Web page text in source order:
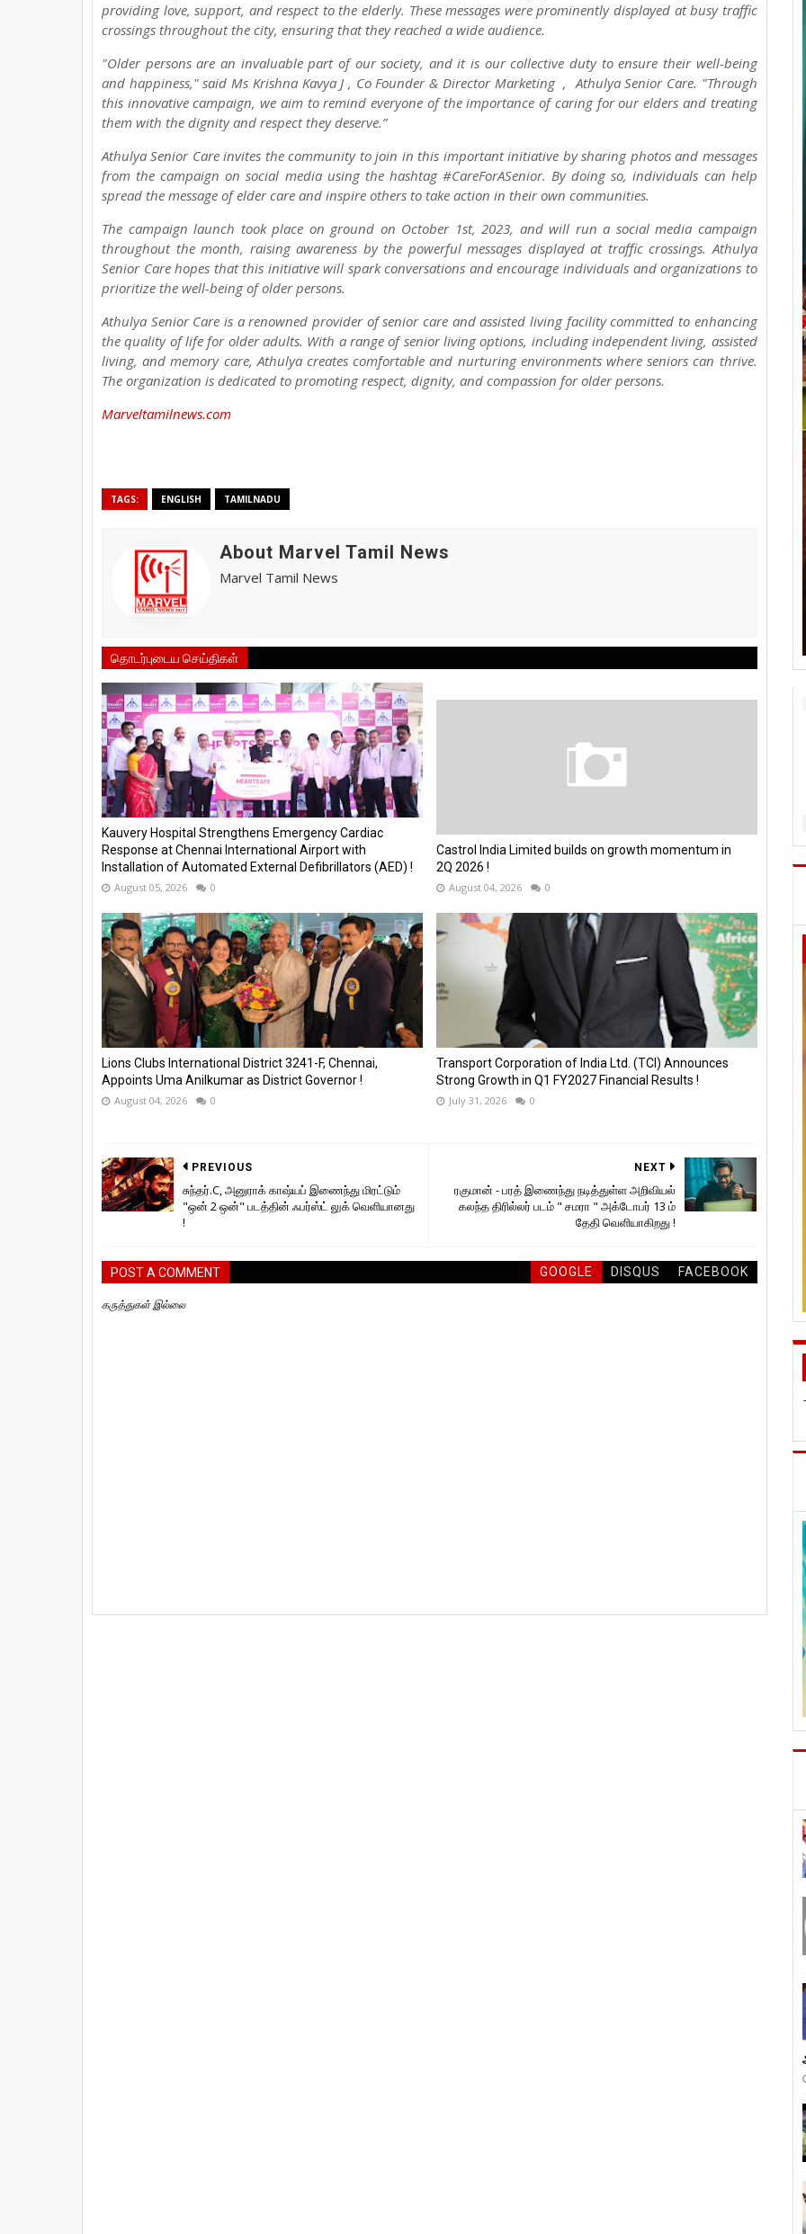
providing love, support, and respect to the elderly. These messages were prominently displayed at busy traffic
crossings throughout the city, ensuring that they reached a wide audience.
"Older persons are an invaluable part of our society, and it is our collective duty to ensure their well-being
and happiness," said Ms Krishna Kavya J , Co Founder & Director Marketing , Athulya Senior Care. "Through
this innovative campaign, we aim to remind everyone of the importance of caring for our elders and treating
them with the dignity and respect they deserve.”
Athulya Senior Care invites the community to join in this important initiative by sharing photos and messages
from the campaign on social media using the hashtag #CareForASenior. By doing so, individuals can help
spread the message of elder care and inspire others to take action in their own communities.
The campaign launch took place on ground on October 1st, 2023, and will run a social media campaign
throughout the month, raising awareness by the powerful messages displayed at traffic crossings. Athulya
Senior Care hopes that this initiative will spark conversations and encourage individuals and organizations to
prioritize the well-being of older persons.
Athulya Senior Care is a renowned provider of senior care and assisted living facility committed to enhancing
the quality of life for older adults. With a range of senior living options, including independent living, assisted
living, and memory care, Athulya creates comfortable and nurturing environments where seniors can thrive.
The organization is dedicated to promoting respect, dignity, and compassion for older persons.
Marveltamilnews.com
TAGS: ENGLISH TAMILNADU
About Marvel Tamil News
Marvel Tamil News
தொடர்புடைய செய்திகள்
Kauvery Hospital Strengthens Emergency Cardiac
Response at Chennai International Airport with
Installation of Automated External Defibrillators (AED) !
August 05, 2026 0
Castrol India Limited builds on growth momentum in
2Q 2026 !
August 04, 2026 0
Lions Clubs International District 3241-F, Chennai,
Appoints Uma Anilkumar as District Governor !
August 04, 2026 0
Transport Corporation of India Ltd. (TCI) Announces
Strong Growth in Q1 FY2027 Financial Results !
July 31, 2026 0
NEXT
ரகுமான் - பரத் இணைந்து நடித்துள்ள அறிவியல்
கலந்த திரில்லர் படம் " சமரா " அக்டோபர் 13 ம்
தேதி வெளியாகிறது !
PREVIOUS
சுந்தர்.C, அனுராக் காஷ்யப் இணைந்து மிரட்டும்
"ஒன் 2 ஒன்" படத்தின் ஃபர்ஸ்ட் லுக் வெளியானது
!
POST A COMMENT GOOGLE DISQUS FACEBOOK
கருத்துகள் இல்லை